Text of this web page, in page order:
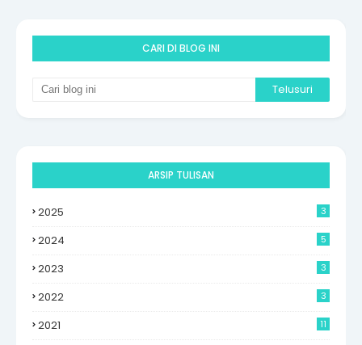
CARI DI BLOG INI
ARSIP TULISAN
2025 3
2024 5
2023 3
2022 3
2021 11